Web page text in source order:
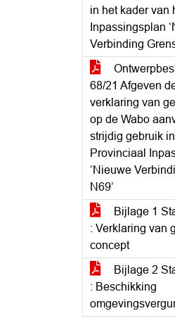
in het kader van
Inpassingsplan
Verbinding
68/21 Afgeven
verklaring van
op de Wabo
strijdig gebruik
Provinciaal
‘Nieuwe
N69’
Bijlage 1
: Verklaring van
concept
Bijlage 2
: Beschikking